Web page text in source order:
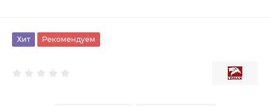
Хит Рекомендуем